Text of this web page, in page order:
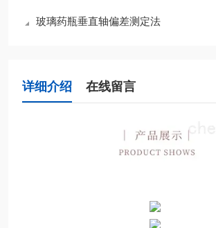
玻璃药瓶垂直轴偏差测定法
详细介绍 在线留言